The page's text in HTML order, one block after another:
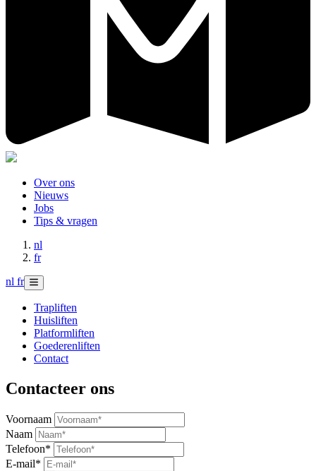
Over ons
Nieuws
Jobs
Tips & vragen
nl
fr
nl fr
Trapliften
Huisliften
Platformliften
Goederenliften
Contact
Contacteer ons
Voornaam
Naam
Telefoon*
E-mail*